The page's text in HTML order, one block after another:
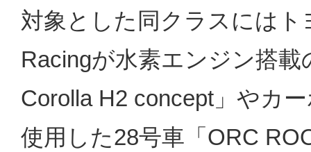
対象とした同クラスには
Racingが水素エンジン搭
Corolla H2 concept」やカ
使用した28号車「ORC